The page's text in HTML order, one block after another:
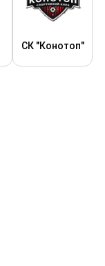
СК "Конотоп"